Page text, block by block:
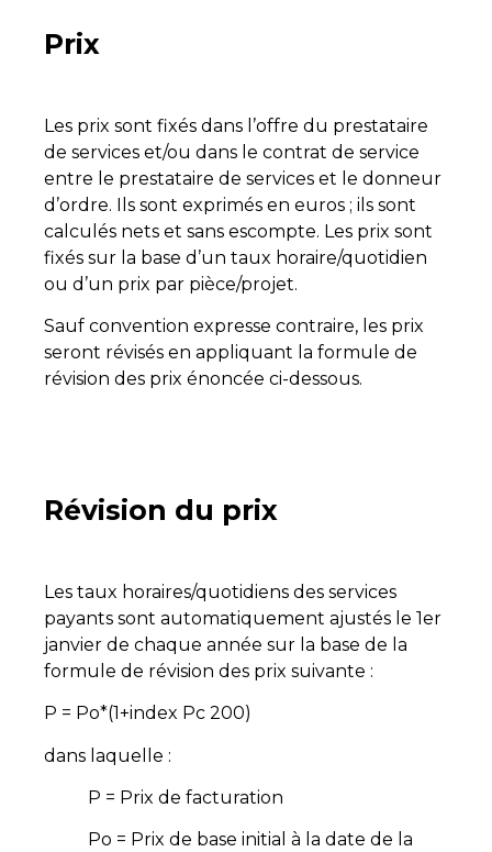
Prix
Les prix sont fixés dans l’offre du prestataire
de services et/ou dans le contrat de service
entre le prestataire de services et le donneur
d’ordre. Ils sont exprimés en euros ; ils sont
calculés nets et sans escompte. Les prix sont
fixés sur la base d’un taux horaire/quotidien
ou d’un prix par pièce/projet.
Sauf convention expresse contraire, les prix
seront révisés en appliquant la formule de
révision des prix énoncée ci-dessous.
Révision du prix
Les taux horaires/quotidiens des services
payants sont automatiquement ajustés le 1er
janvier de chaque année sur la base de la
formule de révision des prix suivante :
P = Po*(1+index Pc 200)
dans laquelle :
P = Prix de facturation
Po = Prix de base initial à la date de la